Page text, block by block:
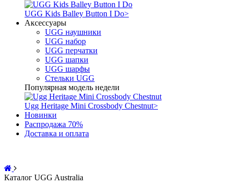
UGG Kids Balley Button I Do>
Аксессуары
UGG наушники
UGG набор
UGG перчатки
UGG шапки
UGG шарфы
Стельки UGG
Популярная модель недели
Ugg Heritage Mini Crossbody Chestnut>
Новинки
Распродажа 70%
Доставка и оплата
Каталог UGG Australia